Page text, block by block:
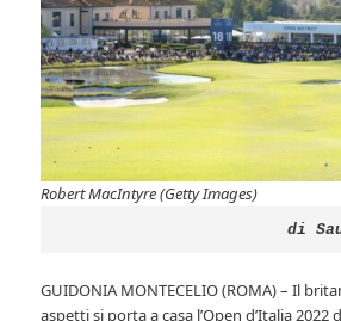
Robert MacIntyre (Getty Images)
di
GUIDONIA MONTECELIO (ROMA) – Il
aspetti si porta a casa l’Open d’Italia 2022